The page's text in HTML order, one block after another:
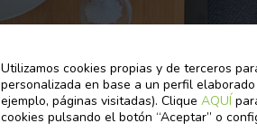
Utilizamos cookies propias y de terceros
personalizada en base a un perfil
ejemplo, páginas visitadas). Clique AQUÍ
cookies pulsando el botón “Aceptar” o